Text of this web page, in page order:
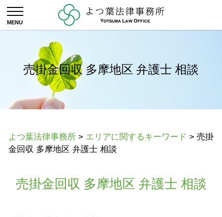
売掛金回収 多摩地区 弁護士 相談
よつ葉法律事務所 > エリアに関するキーワード > 売掛
金回収 多摩地区 弁護士 相談
売掛金回収 多摩地区 弁護士 相談